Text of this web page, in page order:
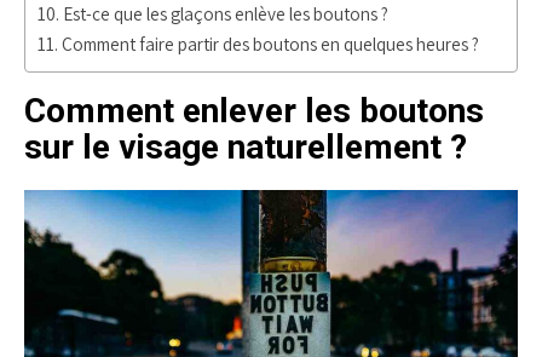
Est-ce que les glaçons enlève les boutons ?
Comment faire partir des boutons en quelques heures ?
Comment enlever les boutons
sur le visage naturellement ?